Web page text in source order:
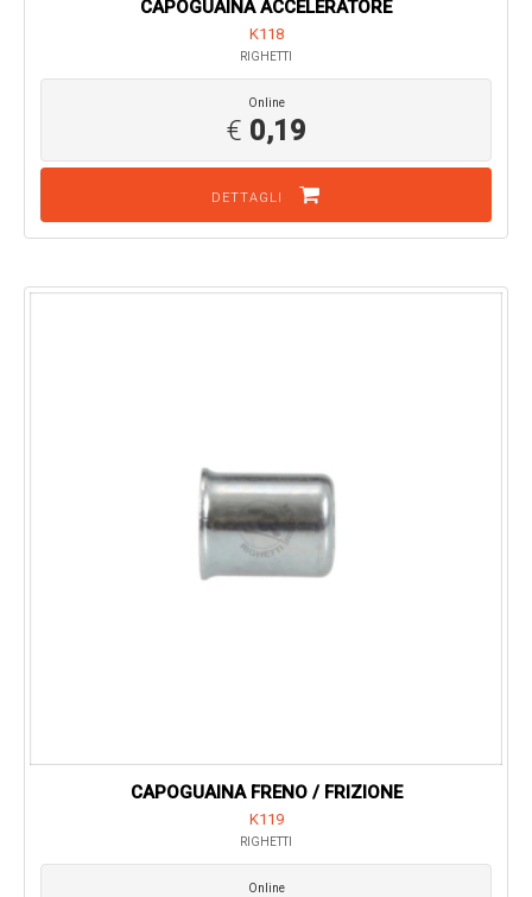
CAPOGUAINA ACCELERATORE
K118
RIGHETTI
Online
€ 0,19
DETTAGLI
CAPOGUAINA FRENO / FRIZIONE
K119
RIGHETTI
Online